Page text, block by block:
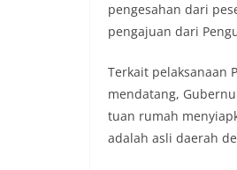
pengesahan dari
pengajuan dari
Terkait pelaksanaan
mendatang,
tuan rumah
adalah asli daerah